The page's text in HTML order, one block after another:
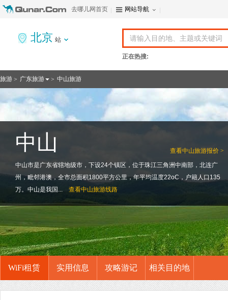
去哪儿网首页 网站导航
北京 站
正在热搜:
旅游 > 广东旅游 > 中山旅游
查看中山旅游报价 >
中山
中山市是广东省辖地级市，下设24个镇区，位于珠江三角洲中南部，北连广
州，毗邻港澳，全市总面积1800平方公里，年平均温度22oC，户籍人口135
万。中山是我国...
查看中山旅游线路
WiFi租赁 实用信息 攻略游记 相关目的地